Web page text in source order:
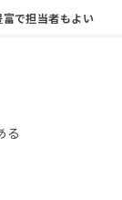
で担当者もよい
る